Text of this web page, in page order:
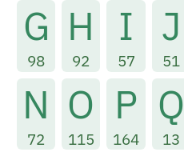
G
98
H
92
I
57
J
51
N
72
O
115
P
164
Q
13